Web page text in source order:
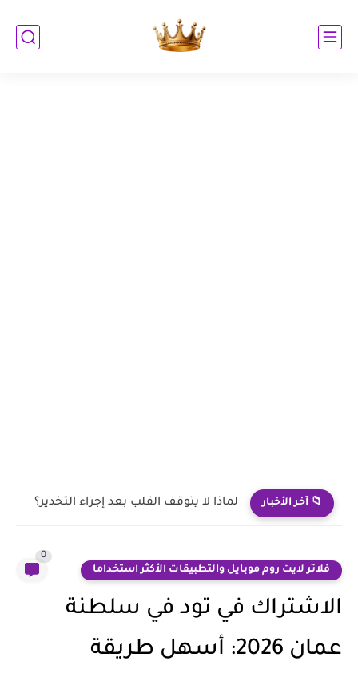
📁 آخر الأخبار علاج فعّال للحروق القديمة
فلاتر لايت روم موبايل والتطبيقات الأكثر استخداما
0
الاشتراك في تود في سلطنة
عمان 2026: أسهل طريقة